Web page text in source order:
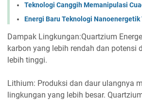
Teknologi Canggih Memanipulasi
Energi Baru Teknologi Nanoenergetik
Dampak Lingkungan:Quartzium
karbon yang lebih rendah dan potensi
lebih tinggi.
Lithium: Produksi dan daur ulangnya
lingkungan yang lebih besar.